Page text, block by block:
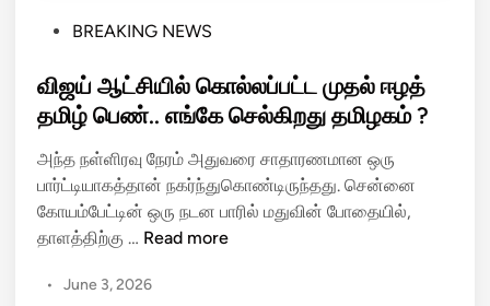
s
t
e
d
i
n
BREAKING NEWS
விஜய் ஆட்சியில் கொல்லப்பட்ட முதல் ஈழத்
தமிழ் பெண்.. எங்கே செல்கிறது தமிழகம் ?
அந்த நள்ளிரவு நேரம் அதுவரை சாதாரணமான ஒரு
பார்ட்டியாகத்தான் நகர்ந்துகொண்டிருந்தது. சென்னை
கோயம்பேட்டின் ஒரு நடன பாரில் மதுவின் போதையில்,
தாளத்திற்கு … வி
ய்
Read more
• June 3, 2026